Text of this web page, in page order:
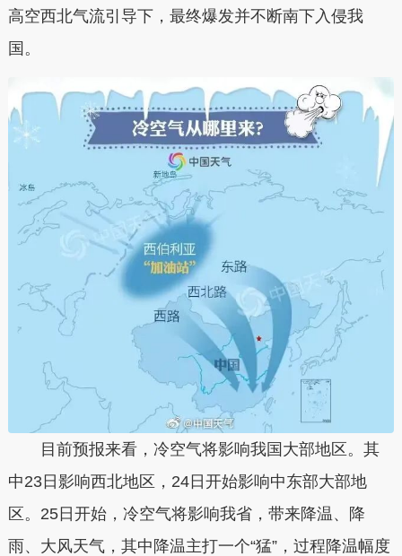
高空西北气流引导下，最终爆发并不断南下入侵我
国。
目前预报来看，冷空气将影响我国大部地区。其
中23日影响西北地区，24日开始影响中东部大部地
区。25日开始，冷空气将影响我省，带来降温、降
雨、大风天气，其中降温主打一个“猛”，过程降温幅度